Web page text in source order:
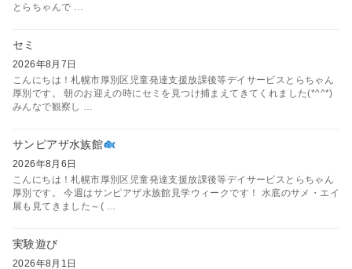
とらちゃんで …
セミ
2026年8月7日
こんにちは！札幌市厚別区児童発達支援放課後等デイサービスとらちゃん
厚別です。 朝のお迎えの時にセミを見つけ捕まえてきてくれました(*^^*)
みんなで観察し …
サンピアザ水族館
2026年8月6日
こんにちは！札幌市厚別区児童発達支援放課後等デイサービスとらちゃん
厚別です。 今週はサンピアザ水族館見学ウィークです！ 水底のサメ・エイ
展も見てきました～( …
実験遊び
2026年8月1日